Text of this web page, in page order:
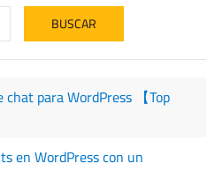
para WordPress 【Top
en WordPress con un